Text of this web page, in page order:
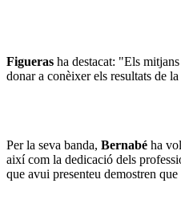
Figueras ha destacat: "Els
donar a conèixer els resultats de
Per la seva banda, Bernabé ha
així com la dedicació dels
que avui presenteu demostren